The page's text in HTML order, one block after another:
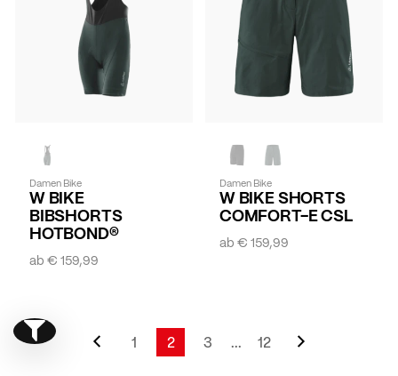
Damen Bike
W BIKE
BIBSHORTS
HOTBOND®
ab€ 159,99
Damen Bike
W BIKE SHORTS
COMFORT-E CSL
ab€ 159,99
Seite Seite
Zurück
Seite
1 Sie lesen gerade Seite
2 Seite
3 ... Seite
12
Show filter